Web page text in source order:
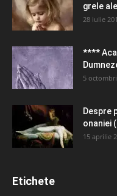
grele
28 iulie
****
5
Despre
onaniei
15 aprilie
Etichete